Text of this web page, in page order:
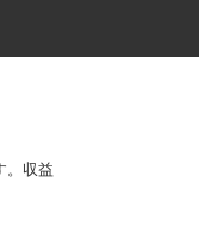
。収益